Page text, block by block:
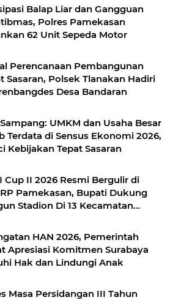
Balap Liar dan Gangguan
Polres Pamekasan
62 Unit Sepeda Motor
Perencanaan Pembangunan
Sasaran, Polsek Tlanakan Hadiri
Desa Bandaran
UMKM dan Usaha Besar
Terdata di Sensus Ekonomi 2026,
Kebijakan Tepat Sasaran
Cup II 2026 Resmi Bergulir di
Pamekasan, Bupati Dukung
Stadion Di 13 Kecamatan
HAN 2026, Pemerintah
Apresiasi Komitmen Surabaya
Hak dan Lindungi Anak
Masa Persidangan III Tahun